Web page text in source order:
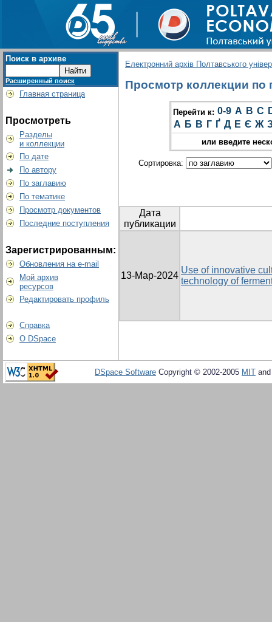
Поиск в архиве
Расширенный поиск
Главная страница
Просмотреть
Разделы
и коллекции
По дате
По автору
По заглавию
По тематике
Просмотр документов
Последние поступления
Зарегистрированным:
Обновления на e-mail
Мой архив
ресурсов
Редактировать профиль
Справка
О DSpace
Електронний архів Полтавського
Просмотр коллекции по
Перейти к: 0-9 A B C
А Б В Г Ґ Д Е Є Ж
или введите
Сортировка:
Дата
публикации
13-Мар-2024
Use of innovative
technology of
DSpace Software Copyright © 2002-2005 MIT